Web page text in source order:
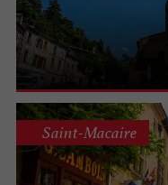
Saint-Macaire